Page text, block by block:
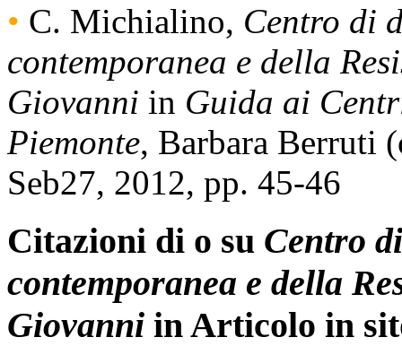
• C. Michialino, Centro di
contemporanea e della
Giovanni in Guida ai
Piemonte, Barbara Berruti
Seb27, 2012, pp. 45-46
Citazioni di o su Centro
contemporanea e della
Giovanni in Articolo in